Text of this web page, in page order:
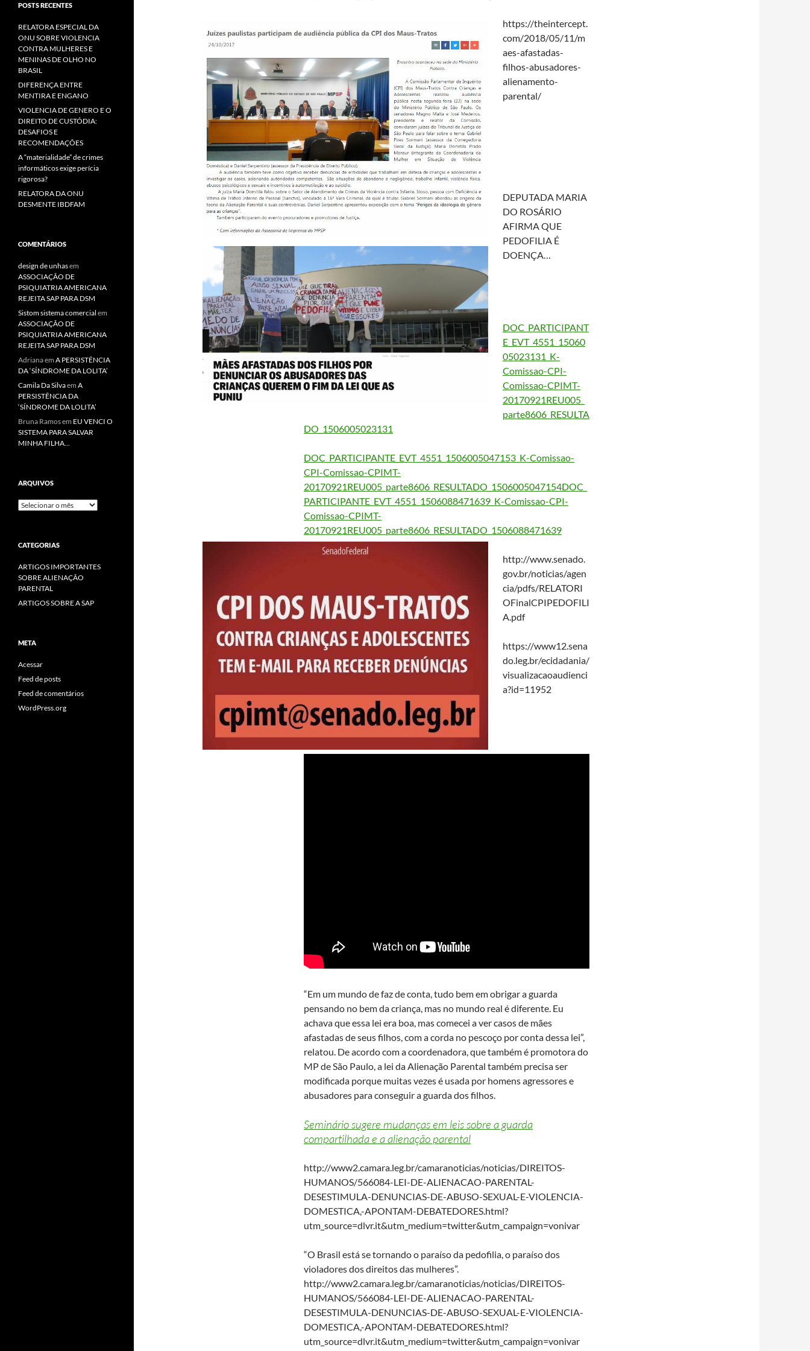
https://theintercept.
com/2018/05/11/m
aes-afastadas-
filhos-abusadores-
alienamento-
parental/
DEPUTADA MARIA
DO ROSÁRIO
AFIRMA QUE
PEDOFILIA É
DOENÇA…
DOC_PARTICIPANT
E_EVT_4551_15060
05023131_K-
Comissao-CPI-
Comissao-CPIMT-
20170921REU005_
parte8606_RESULTA
DO_1506005023131
DOC_PARTICIPANTE_EVT_4551_1506005047153_K-Comissao-
CPI-Comissao-CPIMT-
20170921REU005_parte8606_RESULTADO_1506005047154DOC_
PARTICIPANTE_EVT_4551_1506088471639_K-Comissao-CPI-
Comissao-CPIMT-
20170921REU005_parte8606_RESULTADO_1506088471639
http://www.senado.
gov.br/noticias/agen
cia/pdfs/RELATORI
OFinalCPIPEDOFILI
A.pdf
https://www12.sena
do.leg.br/ecidadania/
visualizacaoaudienci
a?id=11952
“Em um mundo de faz de conta, tudo bem em obrigar a guarda
pensando no bem da criança, mas no mundo real é diferente. Eu
achava que essa lei era boa, mas comecei a ver casos de mães
afastadas de seus filhos, com a corda no pescoço por conta dessa lei”,
relatou. De acordo com a coordenadora, que também é promotora do
MP de São Paulo, a lei da Alienação Parental também precisa ser
modificada porque muitas vezes é usada por homens agressores e
abusadores para conseguir a guarda dos filhos.
Seminário sugere mudanças em leis sobre a guarda
compartilhada e a alienação parental
http://www2.camara.leg.br/camaranoticias/noticias/DIREITOS-
HUMANOS/566084-LEI-DE-ALIENACAO-PARENTAL-
DESESTIMULA-DENUNCIAS-DE-ABUSO-SEXUAL-E-VIOLENCIA-
DOMESTICA,-APONTAM-DEBATEDORES.html?
utm_source=dlvr.it&utm_medium=twitter&utm_campaign=vonivar
“O Brasil está se tornando o paraíso da pedofilia, o paraíso dos
violadores dos direitos das mulheres”.
http://www2.camara.leg.br/camaranoticias/noticias/DIREITOS-
HUMANOS/566084-LEI-DE-ALIENACAO-PARENTAL-
DESESTIMULA-DENUNCIAS-DE-ABUSO-SEXUAL-E-VIOLENCIA-
DOMESTICA,-APONTAM-DEBATEDORES.html?
utm_source=dlvr.it&utm_medium=twitter&utm_campaign=vonivar
POSTS RECENTES
RELATORA ESPECIAL DA
ONU SOBRE VIOLENCIA
CONTRA MULHERES E
MENINAS DE OLHO NO
BRASIL
DIFERENÇA ENTRE
MENTIRA E ENGANO
VIOLENCIA DE GENERO E O
DIREITO DE CUSTÓDIA:
DESAFIOS E
RECOMENDAÇÕES
A “materialidade” de crimes
informáticos exige perícia
rigorosa?
RELATORA DA ONU
DESMENTE IBDFAM
COMENTÁRIOS
design de unhasem
ASSOCIAÇÃO DE
PSIQUIATRIA AMERICANA
REJEITA SAP PARA DSM
Sistom sistema comercial em
ASSOCIAÇÃO DE
PSIQUIATRIA AMERICANA
REJEITA SAP PARA DSM
Adrianaem A PERSISTÊNCIA
DA ‘SÍNDROME DA LOLITA’
Camila Da Silvaem A
PERSISTÊNCIA DA
‘SÍNDROME DA LOLITA’
Bruna Ramosem EU VENCI O
SISTEMA PARA SALVAR
MINHA FILHA…
ARQUIVOS
Arquivos
CATEGORIAS
ARTIGOS IMPORTANTES
SOBRE ALIENAÇÃO
PARENTAL
ARTIGOS SOBRE A SAP
META
Acessar
Feed de posts
Feed de comentários
WordPress.org